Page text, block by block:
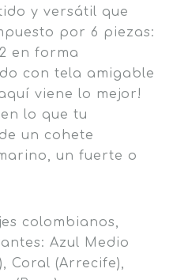
y versátil que
por 6 piezas:
en forma
con tela amigable
viene lo mejor!
lo que tu
un cohete
un fuerte o
colombianos,
Azul Medio
Coral (Arrecife),